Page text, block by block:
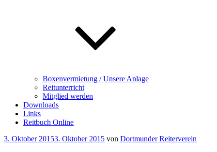
Boxenvermietung / Unsere Anlage
Reitunterricht
Mitglied werden
Downloads
Links
Reitbuch Online
Veröffentlicht
3. Oktober 20153. Oktober 2015 von Dortmunder Reiterverein